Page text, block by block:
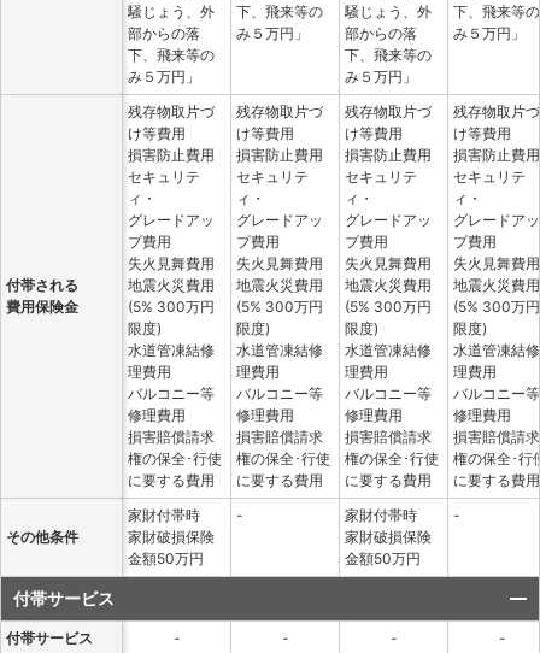
騒じょう、外
部からの落
下、飛来等の
み５万円」
下、飛来等の
み５万円」
騒じょう、外
部からの落
下、飛来等の
み５万円」
下、飛来等の
み５万円」
付帯される
費用保険金
残存物取片づ
け等費用
損害防止費用
セキュリテ
ィ・
グレードアッ
プ費用
失火見舞費用
地震火災費用
(5% 300万円
限度)
水道管凍結修
理費用
バルコニー等
修理費用
損害賠償請求
権の保全･行使
に要する費用
残存物取片づ
け等費用
損害防止費用
セキュリテ
ィ・
グレードアッ
プ費用
失火見舞費用
地震火災費用
(5% 300万円
限度)
水道管凍結修
理費用
バルコニー等
修理費用
損害賠償請求
権の保全･行使
に要する費用
残存物取片づ
け等費用
損害防止費用
セキュリテ
ィ・
グレードアッ
プ費用
失火見舞費用
地震火災費用
(5% 300万円
限度)
水道管凍結修
理費用
バルコニー等
修理費用
損害賠償請求
権の保全･行使
に要する費用
残存物取片づ
け等費用
損害防止費用
セキュリテ
ィ・
グレードアッ
プ費用
失火見舞費用
地震火災費用
(5% 300万円
限度)
水道管凍結修
理費用
バルコニー等
修理費用
損害賠償請求
権の保全･行
に要する費用
その他条件
家財付帯時
家財破損保険
金額50万円
-
家財付帯時
家財破損保険
金額50万円
-
付帯サービス
付帯サービス - - - -